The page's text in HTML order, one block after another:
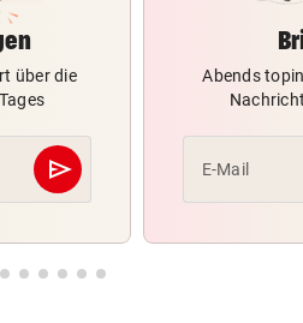
über die
send
Abschicken
Abends
E-Mail